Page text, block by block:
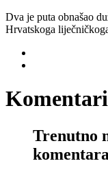
Dva je puta obnašao
Hrvatskoga
Komentari
Trenutno